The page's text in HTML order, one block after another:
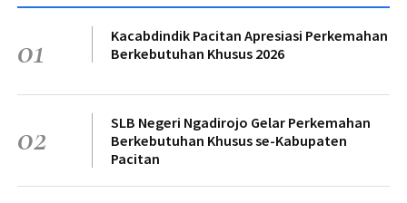
01
Kacabdindik Pacitan Apresiasi Perkemahan
Berkebutuhan Khusus 2026
02
SLB Negeri Ngadirojo Gelar Perkemahan
Berkebutuhan Khusus se-Kabupaten
Pacitan